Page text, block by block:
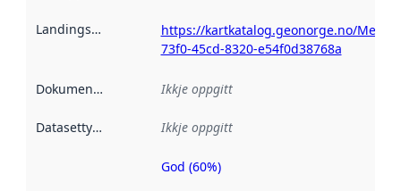
Landingsside
https://kartkatalog.geonorge.no/
73f0-45cd-8320-e54f0d38768a
Dokumentasjon Ikkje oppgitt
Datasettype Ikkje oppgitt
Metadatakvalitet
God (60%)